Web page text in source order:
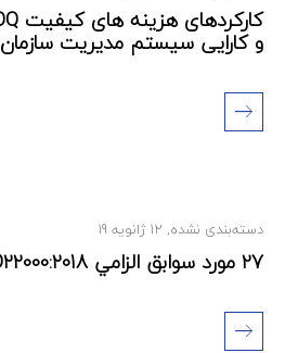
و کارایی سیستم مدیریت سازمان
دسته‌بندی نشده, 12 ژانویه 19
27 مورد سوابق الزامي ISO22000:2018